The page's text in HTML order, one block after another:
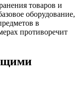
товаров и
оборудование,
в
противоречит